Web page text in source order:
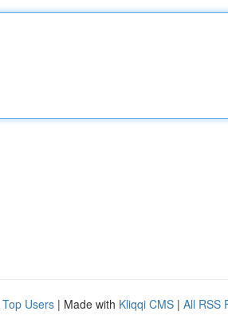
Top Users | Made with Kliqqi CMS | All RSS